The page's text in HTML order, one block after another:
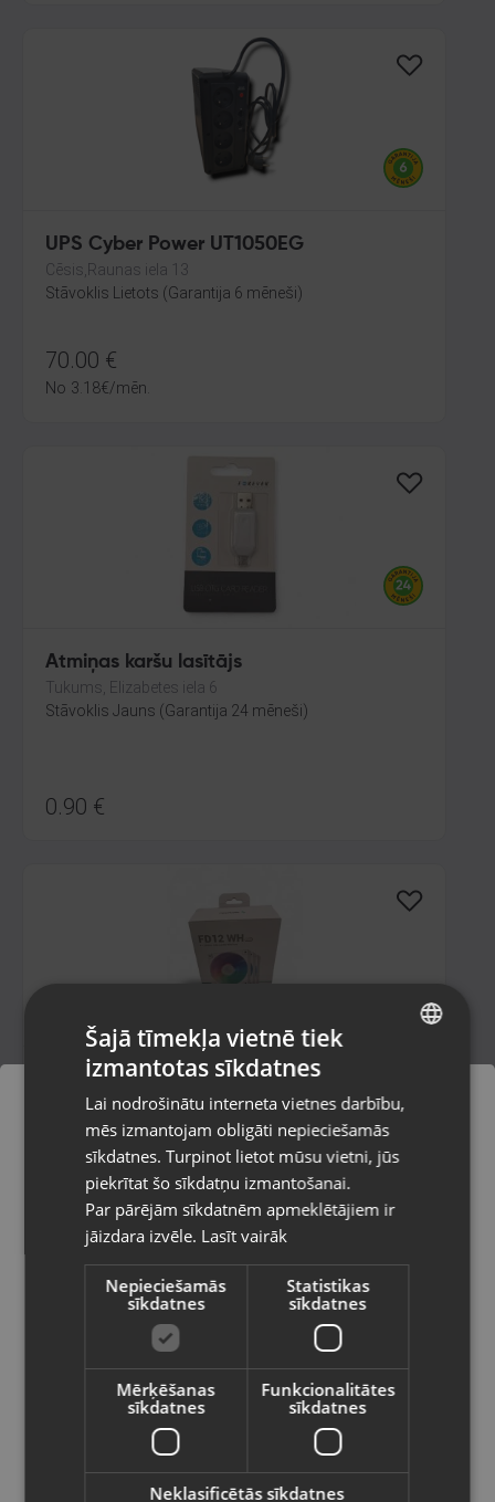
UPS Cyber Power UT1050EG
Cēsis,Raunas iela 13
Stāvoklis Lietots (Garantija 6 mēneši)
70.00 €
No 3.18€/mēn.
Atmiņas karšu lasītājs
Tukums, Elizabetes iela 6
Stāvoklis Jauns (Garantija 24 mēneši)
0.90 €
Deepcool FD 12 WH
Rīga, Hipokrāta iela 19a
Stāvoklis Mazlietots (Garantija 12 mēneši)
30.00€
Atmiņas karšu lasītājs
Pasūtījumi tiks piegādāti uz
izvēlēto valsti
Vietnes saturs būs attēlots izvēlētajā
valodā
Valsts
Latviešu / Latvian
RUSSIAN
Šajā tīmekļa vietnē tiek
izmantotas sīkdatnes
Lai nodrošinātu interneta vietnes darbību,
mēs izmantojam obligāti nepieciešamās
sīkdatnes. Turpinot lietot mūsu vietni, jūs
piekrītat šo sīkdatņu izmantošanai.
Par pārējām sīkdatnēm apmeklētājiem ir
jāizdara izvēle. Lasīt vairāk
Nepieciešamās
sīkdatnes
Statistikas
sīkdatnes
Mērķēšanas
sīkdatnes
Funkcionalitātes
sīkdatnes
Neklasificētās sīkdatnes